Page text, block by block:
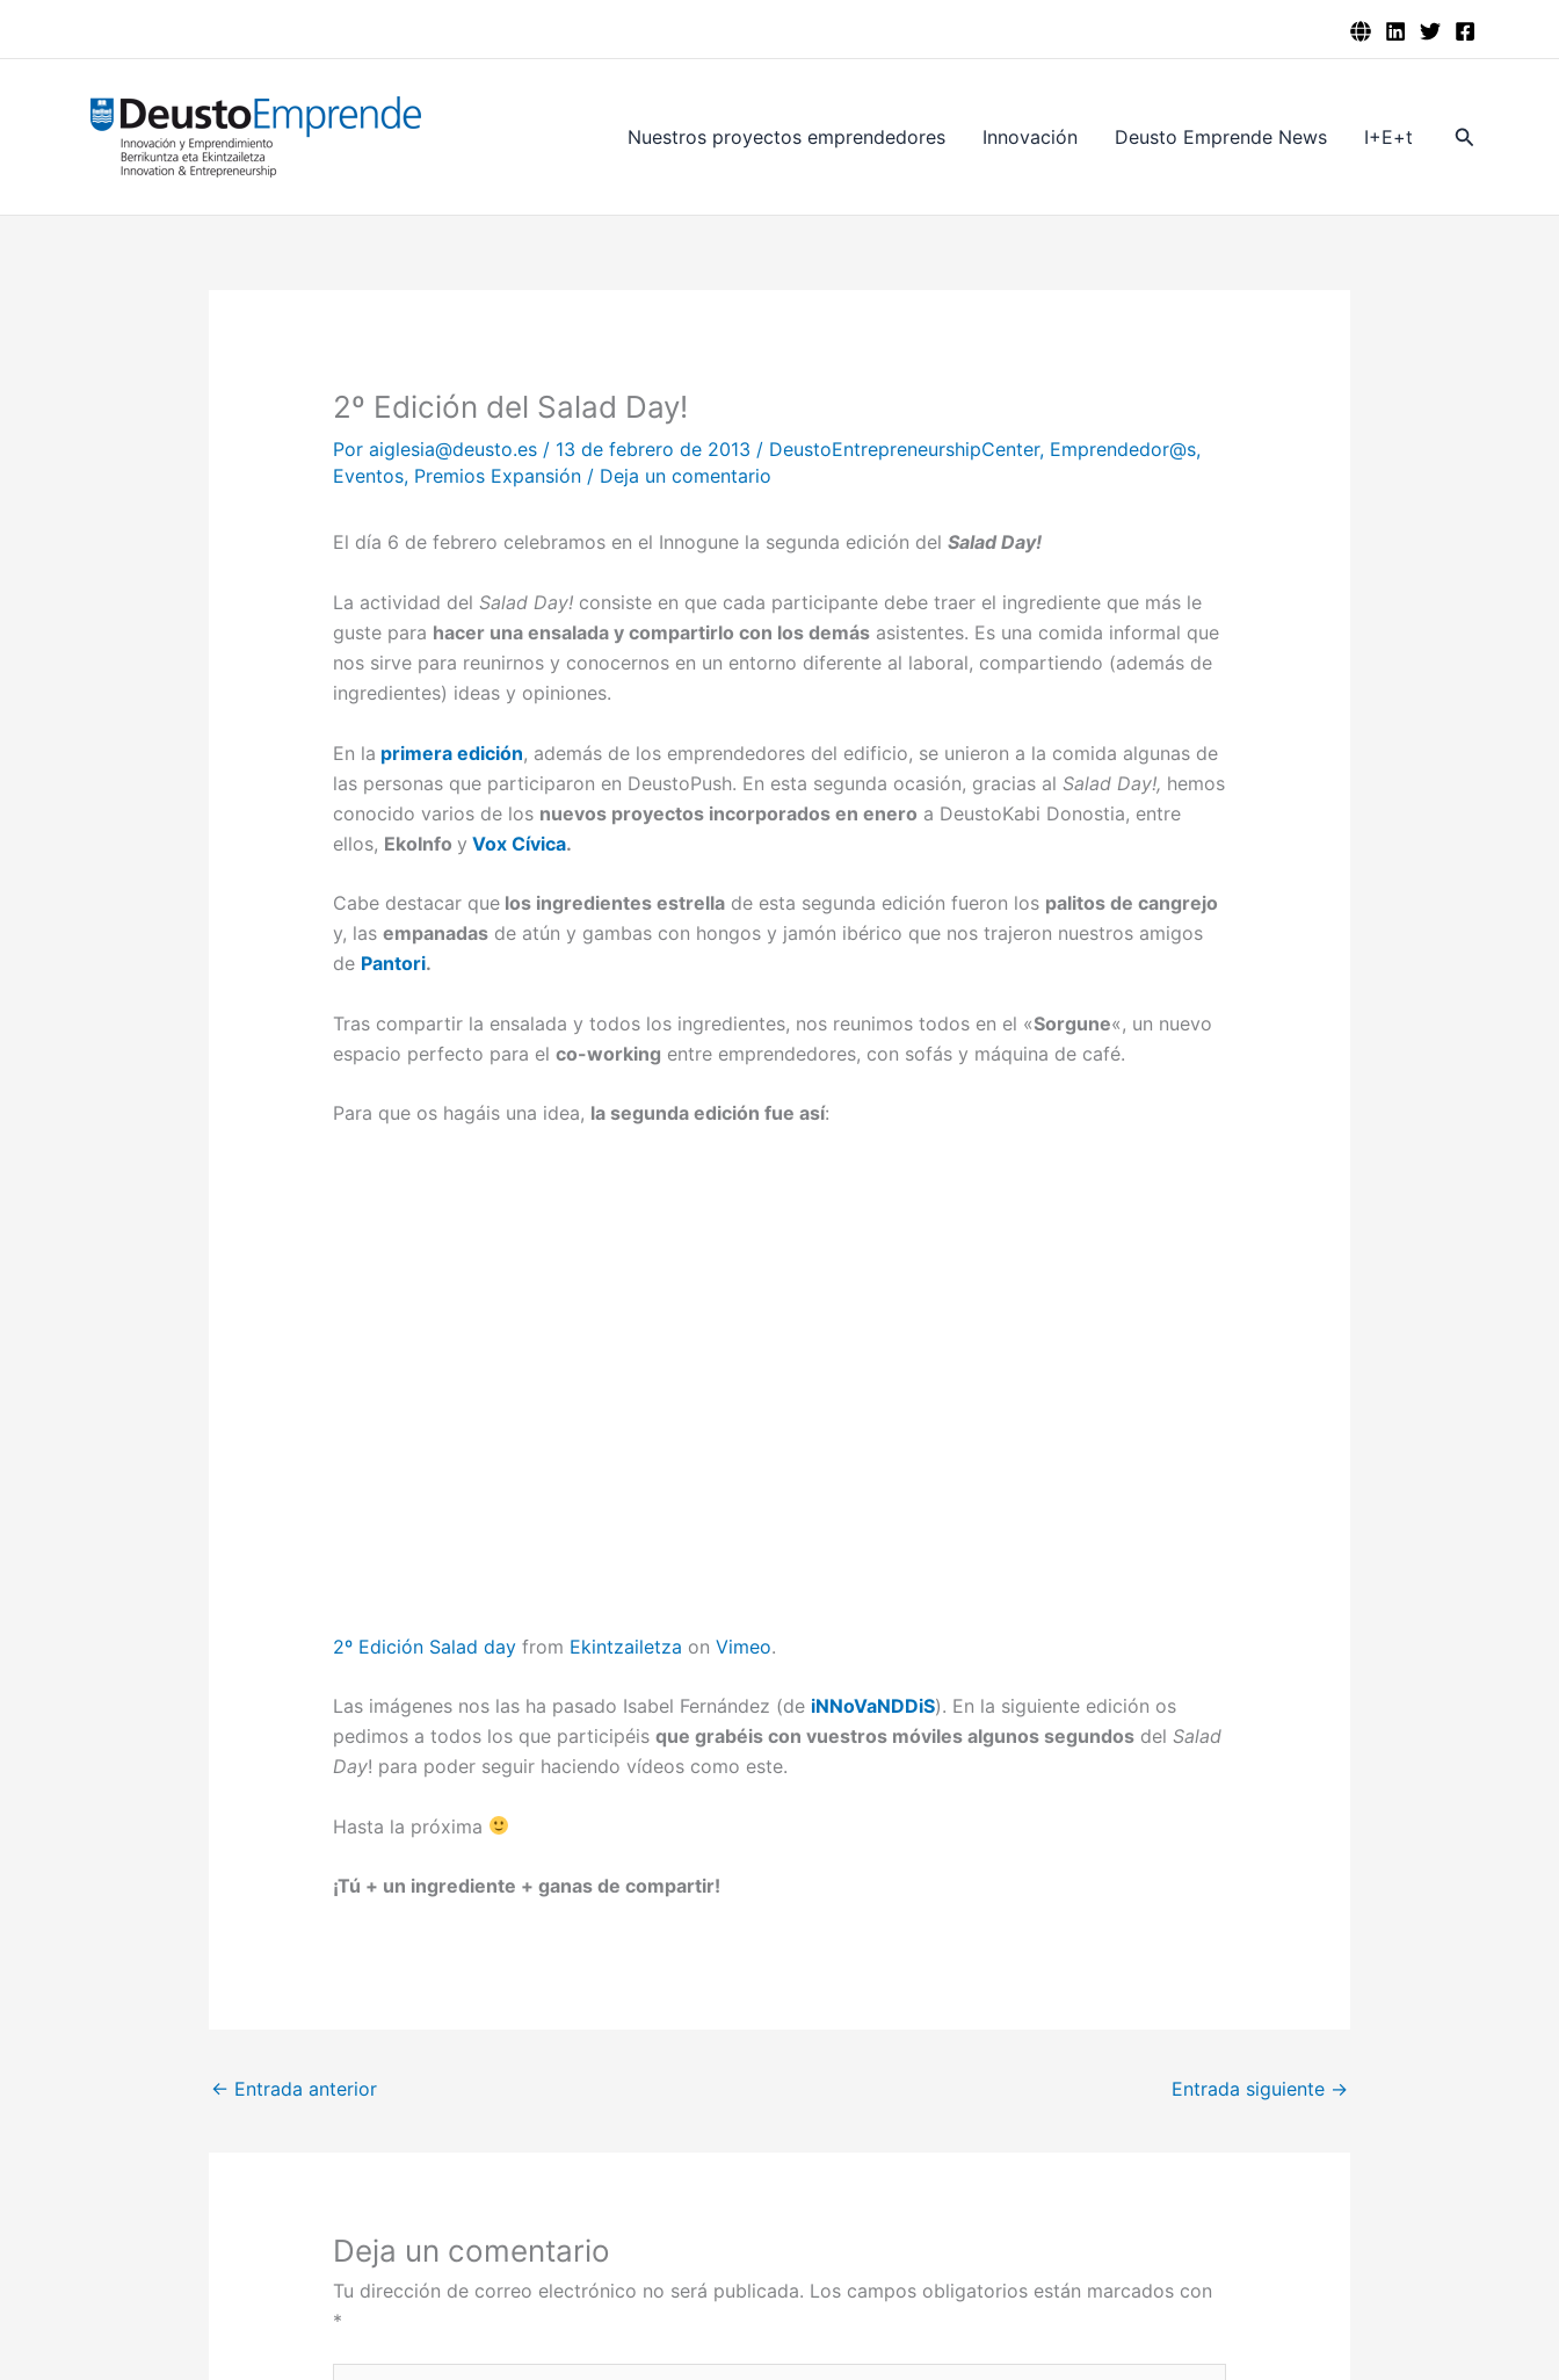
Nuestros proyectos emprendedores Innovación Deusto Emprende News I+E+t Buscar
2º Edición del Salad Day!
Por aiglesia@deusto.es / 13 de febrero de 2013 / DeustoEntrepreneurshipCenter, Emprendedor@s,
Eventos, Premios Expansión/ Deja un comentario
El día 6 de febrero celebramos en el Innogune la segunda edición del Salad Day!
La actividad del Salad Day!consiste en que cada participante debe traer el ingrediente que más le
guste para hacer una ensalada y compartirlo con los demásasistentes. Es una comida informal que
nos sirve para reunirnos y conocernos en un entorno diferente al laboral, compartiendo (además de
ingredientes) ideas y opiniones.
En la primera edición, además de los emprendedores del edificio, se unieron a la comida algunas de
las personas que participaron en DeustoPush. En esta segunda ocasión, gracias al Salad Day!, hemos
conocido varios de los nuevos proyectos incorporados en enero a DeustoKabi Donostia, entre
ellos, EkoInfo y Vox Cívica.
Cabe destacar quelos ingredientes estrellade esta segunda edición fueron los palitos de cangrejo
y, las empanadasde atún y gambas con hongos y jamón ibérico que nos trajeron nuestros amigos
de Pantori.
Tras compartir la ensalada y todos los ingredientes, nos reunimos todos en el «Sorgune«, un nuevo
espacio perfecto para el co-working entre emprendedores, con sofás y máquina de café.
Para que os hagáis una idea, la segunda edición fue así:
2º Edición Salad dayfrom Ekintzailetza on Vimeo.
Las imágenes nos las ha pasado Isabel Fernández (de iNNoVaNDDiS). En la siguiente edición os
pedimos a todos los que participéis que grabéis con vuestros móviles algunos segundosdel Salad
Day! para poder seguir haciendo vídeos como este.
Hasta la próxima
¡Tú + un ingrediente + ganas de compartir!
← Entrada anterior Entrada siguiente →
Deja un comentario
Tu dirección de correo electrónico no será publicada. Los campos obligatorios están marcados con
*